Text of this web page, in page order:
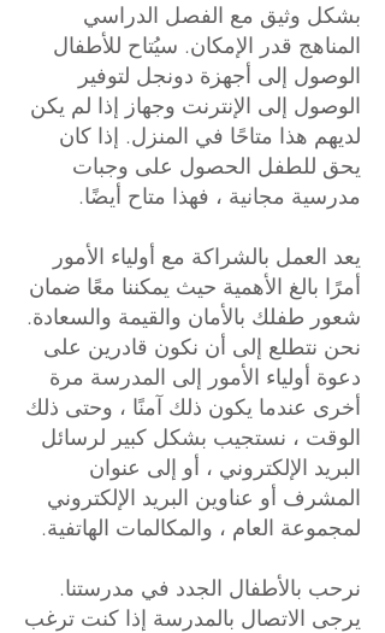
بشكل وثيق مع الفصل الدراسي
المناهج قدر الإمكان. سيُتاح للأطفال
الوصول إلى أجهزة دونجل لتوفير
الوصول إلى الإنترنت وجهاز إذا لم يكن
لديهم هذا متاحًا في المنزل. إذا كان
يحق للطفل الحصول على وجبات
مدرسية مجانية ، فهذا متاح أيضًا.
يعد العمل بالشراكة مع أولياء الأمور
أمرًا بالغ الأهمية حيث يمكننا معًا ضمان
شعور طفلك بالأمان والقيمة والسعادة.
نحن نتطلع إلى أن نكون قادرين على
دعوة أولياء الأمور إلى المدرسة مرة
أخرى عندما يكون ذلك آمنًا ، وحتى ذلك
الوقت ، نستجيب بشكل كبير لرسائل
البريد الإلكتروني ، أو إلى عنوان
المشرف أو عناوين البريد الإلكتروني
لمجموعة العام ، والمكالمات الهاتفية.
نرحب بالأطفال الجدد في مدرستنا.
يرجى الاتصال بالمدرسة إذا كنت ترغب